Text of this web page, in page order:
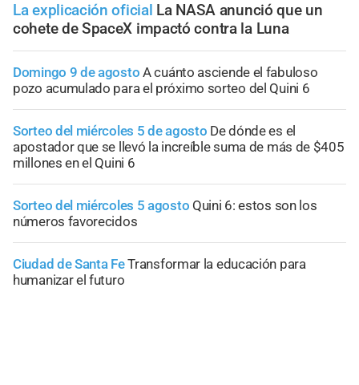
La explicación oficial La NASA anunció que un
cohete de SpaceX impactó contra la Luna
Domingo 9 de agosto A cuánto asciende el fabuloso
pozo acumulado para el próximo sorteo del Quini 6
Sorteo del miércoles 5 de agosto De dónde es el
apostador que se llevó la increíble suma de más de $405
millones en el Quini 6
Sorteo del miércoles 5 agosto Quini 6: estos son los
números favorecidos
Ciudad de Santa FeTransformar la educación para
humanizar el futuro